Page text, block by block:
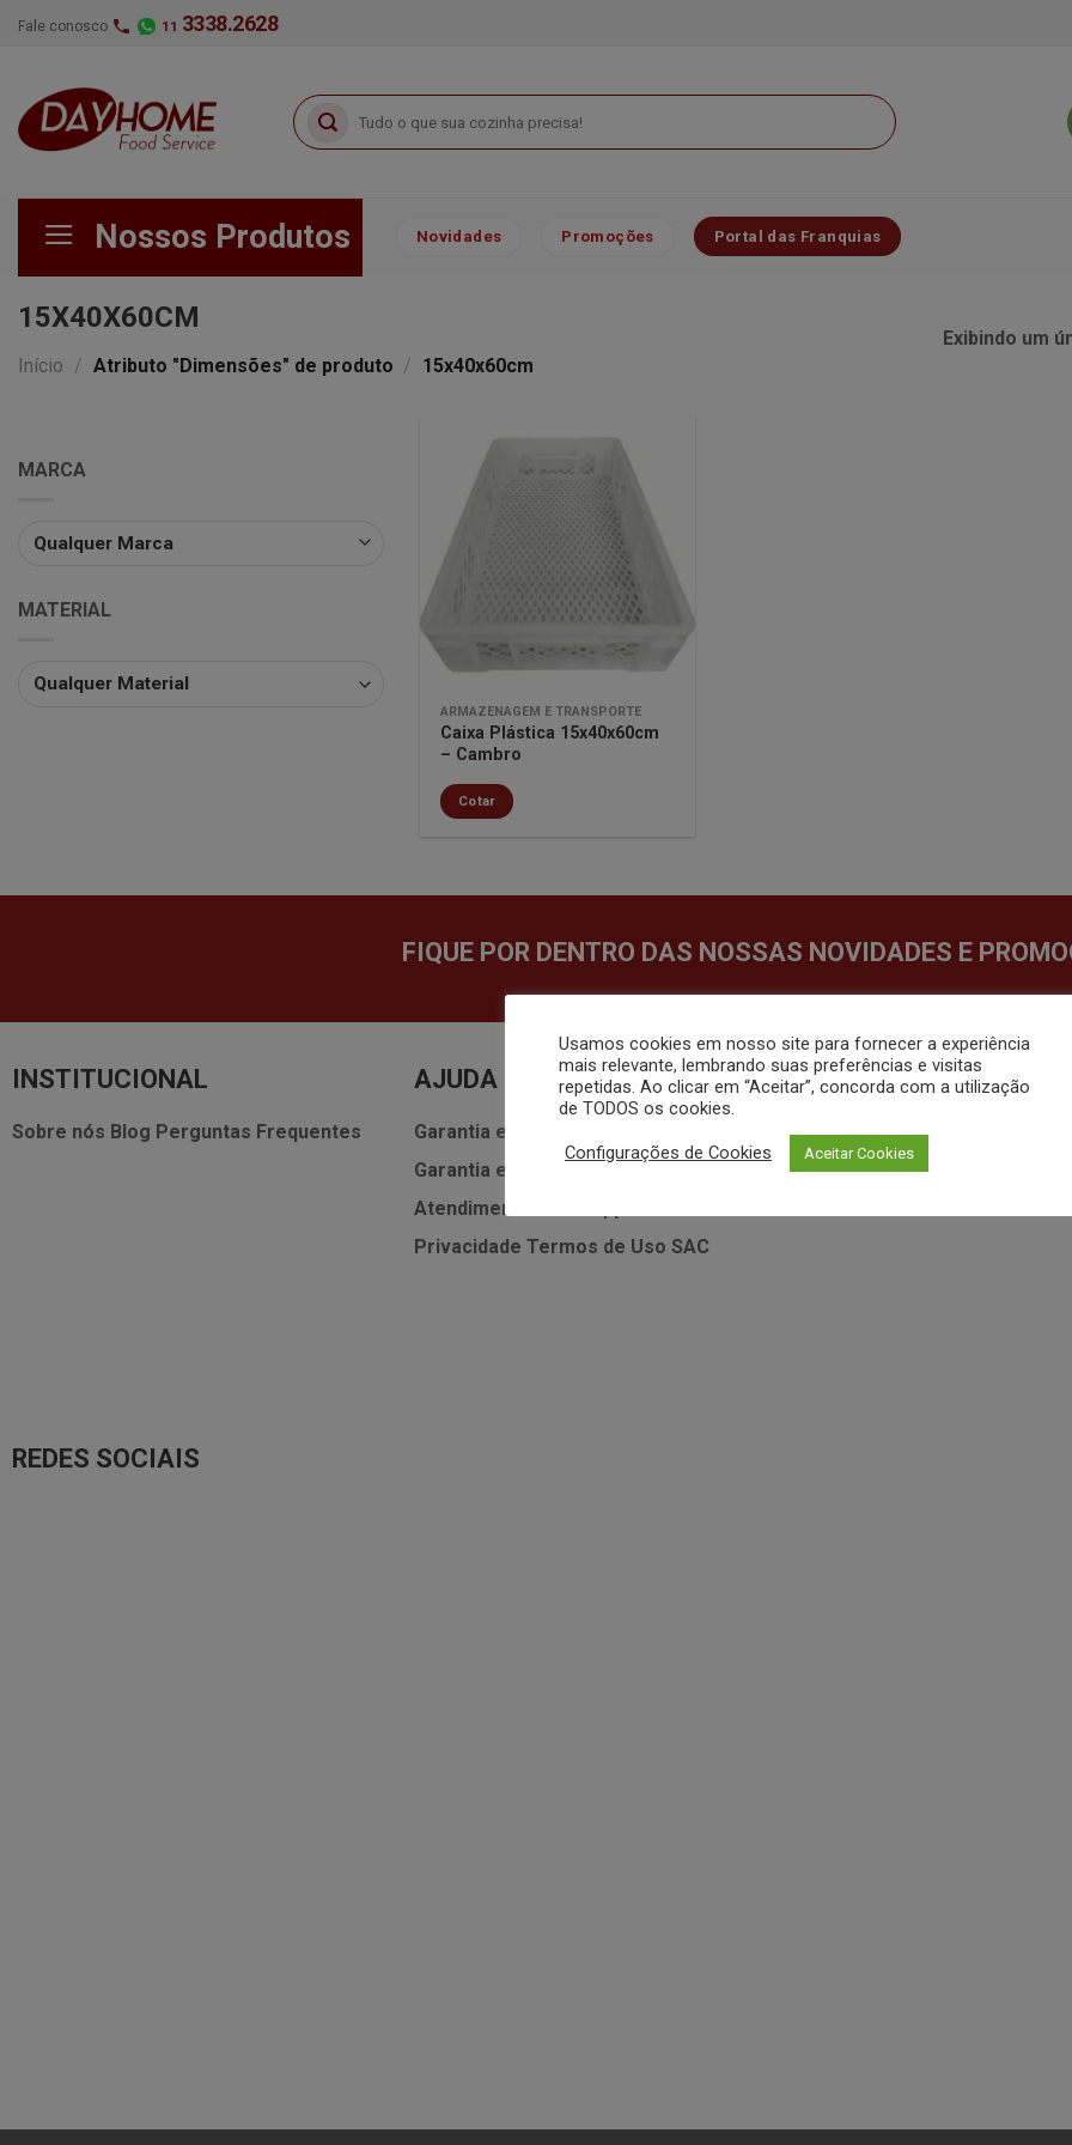
Skip
Fale conosco 11 3338.2628
Pesquisar
por:
Nossos Produtos Novidades Promoções Portal das Franquias
15X40X60CM
Início / Atributo "Dimensões" de produto / 15x40x60cm
Exibindo um
MARCA
MATERIAL
Minha
lista de
desejos
ARMAZENAGEM E TRANSPORTE
Caixa Plástica 15x40x60cm
– Cambro
Cotar
FIQUE POR DENTRO DAS NOSSAS NOVIDADES E
INSTITUCIONAL
Sobre nós Blog Perguntas Frequentes
AJUDA
Garantia e Assistência Técnica • Vitamix
Garantia e Assistência Técnica • Zahav
Atendimento Whatsapp
Privacidade Termos de Uso SAC
MEUS DADOS
Minha Conta
Desejos
REDES SOCIAIS
Usamos cookies em nosso site para fornecer a experiência
mais relevante, lembrando suas preferências e visitas
repetidas. Ao clicar em “Aceitar”, concorda com a utilização
de TODOS os cookies.
Configurações de Cookies Aceitar Cookies